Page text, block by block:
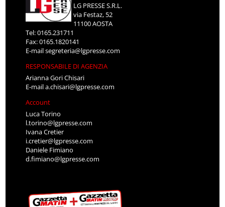
LG PRESSE S.R.L.
via Festaz, 52
11100 AOSTA
Tel: 0165.231711
Fax: 0165.1820141
E-mailsegreteria@lgpresse.com
RESPONSABILE DI AGENZIA
Arianna Gori Chisari
E-maila.chisari@lgpresse.com
Account
Luca Torino
l.torino@lgpresse.com
Ivana Cretier
i.cretier@lgpresse.com
Daniele Fimiano
d.fimiano@lgpresse.com